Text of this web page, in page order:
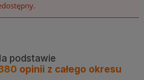
podstawie
opinii z całego okresu